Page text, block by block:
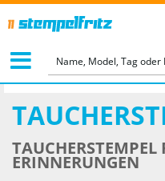
>
TAUCHERSTEMPEL
TAUCHERSTEMPEL
ERINNERUNGEN